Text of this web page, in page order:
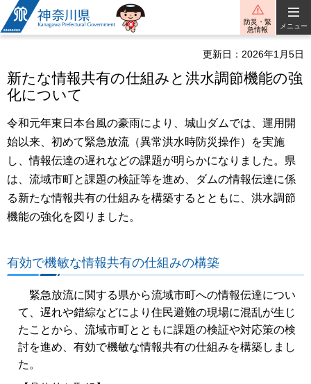
神奈川県
防災・緊
急情報
メニュー
更新日：2026年1月5日
新たな情報共有の仕組みと洪水調節機能の強
化について
令和元年東日本台風の豪雨により、城山ダムでは、運用開
始以来、初めて緊急放流（異常洪水時防災操作）を実施
し、情報伝達の遅れなどの課題が明らかになりました。県
は、流域市町と課題の検証等を進め、ダムの情報伝達に係
る新たな情報共有の仕組みを構築するとともに、洪水調節
機能の強化を図りました。
有効で機敏な情報共有の仕組みの構築
緊急放流に関する県から流域市町への情報伝達につい
て、遅れや錯綜などにより住民避難の現場に混乱が生じ
たことから、流域市町とともに課題の検証や対応策の検
討を進め、有効で機敏な情報共有の仕組みを構築しまし
た。